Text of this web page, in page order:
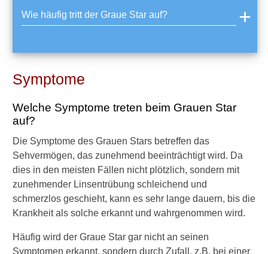
Wie häufig tritt der Graue Star auf?
Symptome
Welche Symptome treten beim Grauen Star
auf?
Die Symptome des Grauen Stars betreffen das
Sehvermögen, das zunehmend beeinträchtigt wird. Da
dies in den meisten Fällen nicht plötzlich, sondern mit
zunehmender Linsentrübung schleichend und
schmerzlos geschieht, kann es sehr lange dauern, bis die
Krankheit als solche erkannt und wahrgenommen wird.
Häufig wird der Graue Star gar nicht an seinen
Symptomen erkannt, sondern durch Zufall, z.B. bei einer
r
s
e
n
z
i
e
n
ü
r
e
G